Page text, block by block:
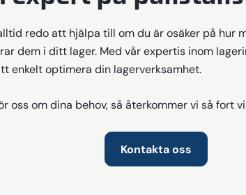
redo att hjälpa till om du är osäker på hur
dem i ditt lager. Med vår expertis inom
enkelt optimera din lagerverksamhet.
oss om dina behov, så återkommer vi så fort
Kontakta oss